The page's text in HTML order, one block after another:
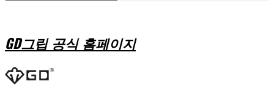
GD그립 공식 홈페이지